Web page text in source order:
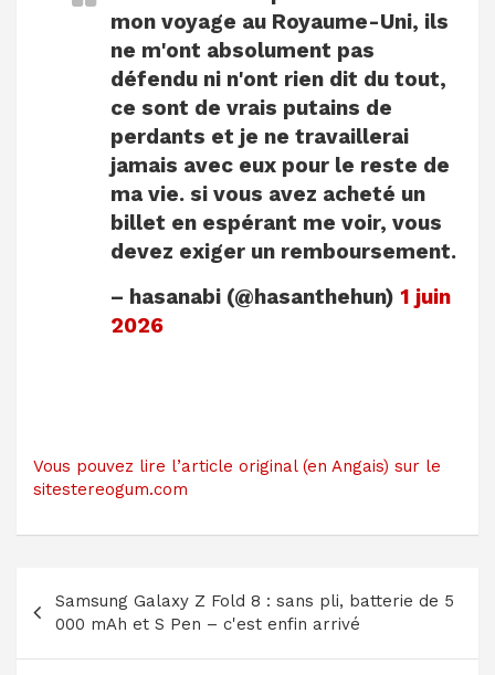
mon voyage au Royaume-Uni, ils
ne m'ont absolument pas
défendu ni n'ont rien dit du tout,
ce sont de vrais putains de
perdants et je ne travaillerai
jamais avec eux pour le reste de
ma vie. si vous avez acheté un
billet en espérant me voir, vous
devez exiger un remboursement.
– hasanabi (@hasanthehun) 1 juin
2026
Vous pouvez lire l’article original (en Angais) sur le
sitestereogum.com
de
l’article
Samsung Galaxy Z Fold 8 : sans pli, batterie de 5
000 mAh et S Pen – c'est enfin arrivé